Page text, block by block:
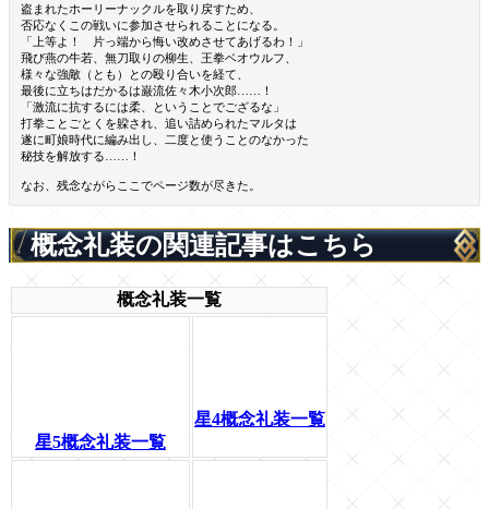
盗まれたホーリーナックルを取り戻すため、
否応なくこの戦いに参加させられることになる。
「上等よ！ 片っ端から悔い改めさせてあげるわ！」
飛び燕の牛若、無刀取りの柳生、王拳ベオウルフ、
様々な強敵（とも）との殴り合いを経て、
最後に立ちはだかるは巌流佐々木小次郎……！
「激流に抗するには柔、ということでござるな」
打拳ことごとくを躱され、追い詰められたマルタは
遂に町娘時代に編み出し、二度と使うことのなかった
秘技を解放する……！
なお、残念ながらここでページ数が尽きた。
概念礼装の関連記事はこちら
概念礼装一覧
星5概念礼装一覧
星4概念礼装一覧